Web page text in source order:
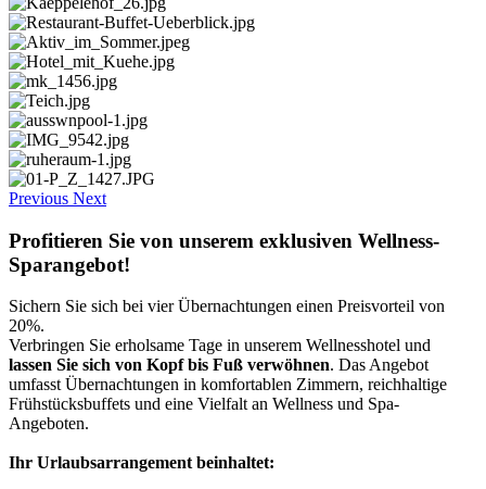
Previous Next
Profitieren Sie von unserem exklusiven Wellness-
Sparangebot!
Sichern Sie sich bei vier Übernachtungen einen Preisvorteil von
20%.
Verbringen Sie erholsame Tage in unserem Wellnesshotel und
lassen Sie sich von Kopf bis Fuß verwöhnen. Das Angebot
umfasst Übernachtungen in komfortablen Zimmern, reichhaltige
Frühstücksbuffets und eine Vielfalt an Wellness und Spa-
Angeboten.
Ihr Urlaubsarrangement beinhaltet: